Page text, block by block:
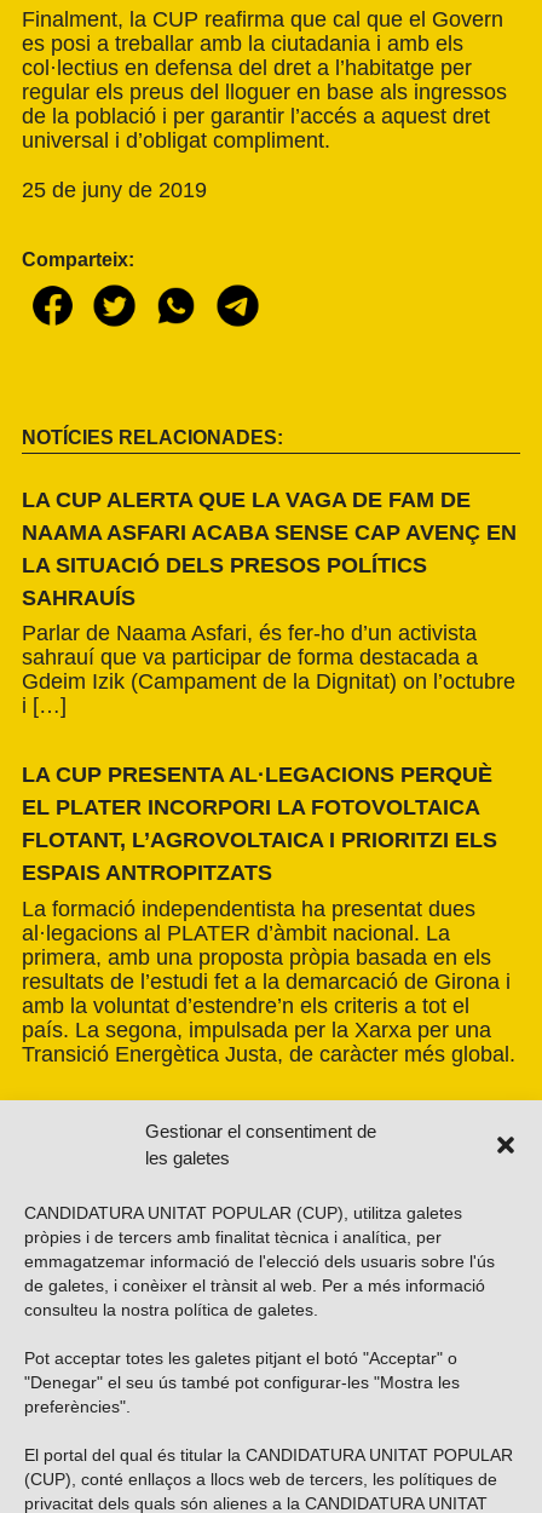
Gestionar el consentiment de
les galetes
CANDIDATURA UNITAT POPULAR (CUP), utilitza galetes
pròpies i de tercers amb finalitat tècnica i analítica, per
emmagatzemar informació de l'elecció dels usuaris sobre l'ús
de galetes, i conèixer el trànsit al web. Per a més informació
consulteu la nostra política de galetes
Pot acceptar totes les galetes pitjant el botó "Acceptar" o
"Denegar" el seu ús també pot configurar-les "Mostra les
preferències".
El portal del qual és titular la CANDIDATURA UNITAT POPULAR
(CUP), conté enllaços a llocs web de tercers, les polítiques de
privacitat dels quals són alienes a la CANDIDATURA UNITAT
Finalment, la CUP reafirma que cal que el Govern
es posi a treballar amb la ciutadania i amb els
col·lectius en defensa del dret a l’habitatge per
regular els preus del lloguer en base als ingressos
de la població i per garantir l’accés a aquest dret
universal i d’obligat compliment.
25 de juny de 2019
Comparteix:
NOTÍCIES RELACIONADES:
LA CUP ALERTA QUE LA VAGA DE FAM DE
NAAMA ASFARI ACABA SENSE CAP AVENÇ EN
LA SITUACIÓ DELS PRESOS POLÍTICS
SAHRAUÍS
Parlar de Naama Asfari, és fer-ho d’un activista
sahrauí que va participar de forma destacada a
Gdeim Izik (Campament de la Dignitat) on l’octubre
i […]
LA CUP PRESENTA AL·LEGACIONS PERQUÈ
EL PLATER INCORPORI LA FOTOVOLTAICA
FLOTANT, L’AGROVOLTAICA I PRIORITZI ELS
ESPAIS ANTROPITZATS
La formació independentista ha presentat dues
al·legacions al PLATER d’àmbit nacional. La
primera, amb una proposta pròpia basada en els
resultats de l’estudi fet a la demarcació de Girona i
amb la voluntat d’estendre’n els criteris a tot el
país. La segona, impulsada per la Xarxa per una
Transició Energètica Justa, de caràcter més global.
Vols subscriure’t al nostre butlletí?
ENVIAR